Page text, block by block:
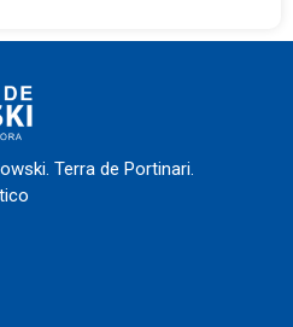
Terra de Portinari.